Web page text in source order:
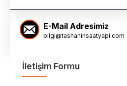
E-Mail Adresimiz
bilgi@tashaninsaatyapi.com
İletişim Formu